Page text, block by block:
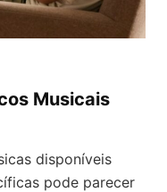
Musicais
disponíveis
pode parecer